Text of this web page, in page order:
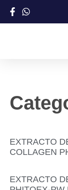
EXTRACTO
COLLAGEN
EXTRACTO